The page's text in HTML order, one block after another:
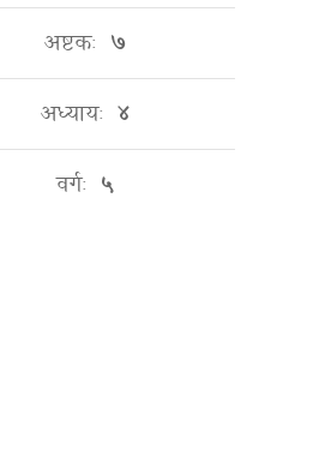
अष्टकः ७
अध्यायः ४
वर्गः ५